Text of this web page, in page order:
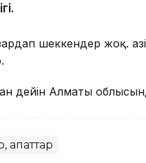
шеккендер жоқ.
дейін Алматы
апаттар